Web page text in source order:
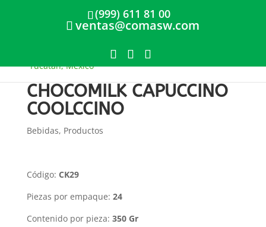
(999) 611 81 00
ventas@comasw.com
CHOCOMILK CAPUCCINO
COOLCCINO
Bebidas, Productos
Código: CK29
Piezas por empaque: 24
Contenido por pieza: 350 Gr